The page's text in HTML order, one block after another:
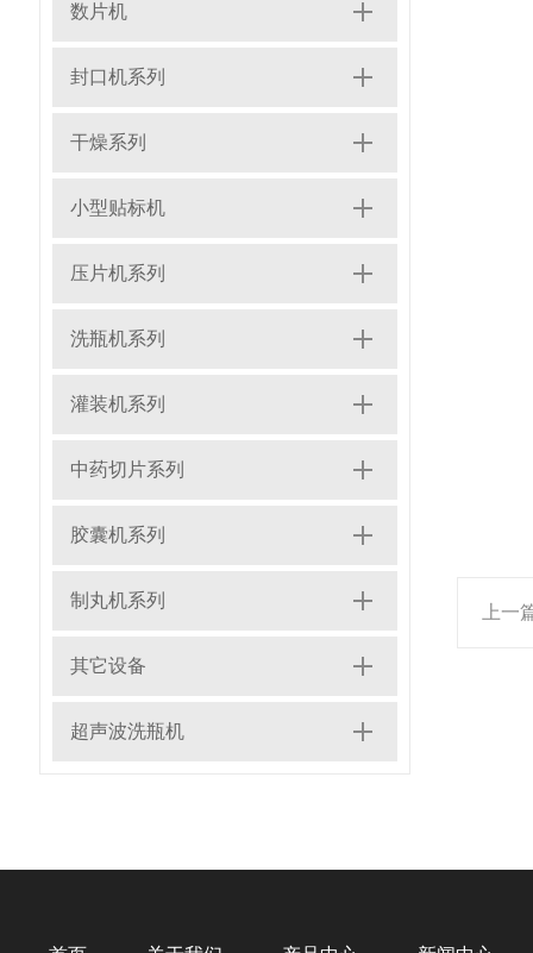
数片机
封口机系列
干燥系列
小型贴标机
压片机系列
洗瓶机系列
灌装机系列
中药切片系列
胶囊机系列
制丸机系列
其它设备
超声波洗瓶机
上一